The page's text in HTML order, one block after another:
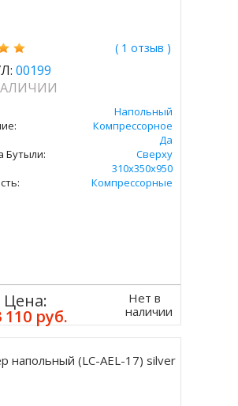
( 1 отзыв )
00199
Напольный
Компрессорное
Да
Бутыли:
Сверху
310х350х950
Компрессорные
Цена:
110 руб.
Нет в
наличии